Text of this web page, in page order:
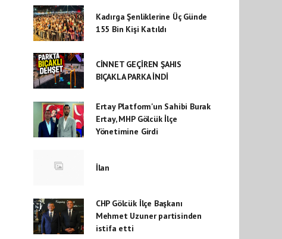
Kadırga Şenliklerine Üç Günde
155 Bin Kişi Katıldı
CİNNET GEÇİREN ŞAHIS
BIÇAKLA PARKA İNDİ
Ertay Platform'un Sahibi Burak
Ertay, MHP Gölcük İlçe
Yönetimine Girdi
İlan
CHP Gölcük İlçe Başkanı
Mehmet Uzuner partisinden
istifa etti